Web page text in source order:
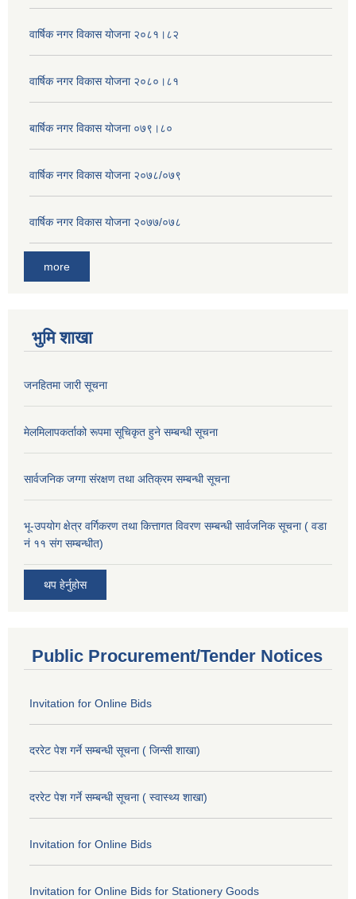
वार्षिक नगर विकास योजना २०८१।८२
वार्षिक नगर विकास योजना २०८०।८१
बार्षिक नगर विकास योजना ०७९।८०
वार्षिक नगर विकास योजना २०७८/०७९
वार्षिक नगर विकास योजना २०७७/०७८
more
भुमि शाखा
जनहितमा जारी सूचना
मेलमिलापकर्ताको रूपमा सूचिकृत हुने सम्बन्धी सूचना
सार्वजनिक जग्गा संरक्षण तथा अतिक्रम सम्बन्धी सूचना
भू-उपयोग क्षेत्र वर्गिकरण तथा कित्तागत विवरण सम्बन्धी सार्वजनिक सूचना ( वडा
नं ११ संग सम्बन्धीत)
थप हेर्नुहोस
Public Procurement/Tender Notices
Invitation for Online Bids
दररेट पेश गर्ने सम्बन्धी सूचना ( जिन्सी शाखा)
दररेट पेश गर्ने सम्बन्धी सूचना ( स्वास्थ्य शाखा)
Invitation for Online Bids
Invitation for Online Bids for Stationery Goods